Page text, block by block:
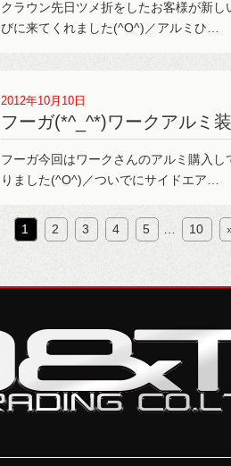
クラウン先日ツメ折をしたお客様が新
びに来てくれました(^O^)／アルミひ…
2012年10月10日
フーガ(*^_^*)ワークアルミ
フーガ今回はワークさんのアルミ購入
りました(^O^)／ついでにサイドエア…
1 2 3 4 5 … 10